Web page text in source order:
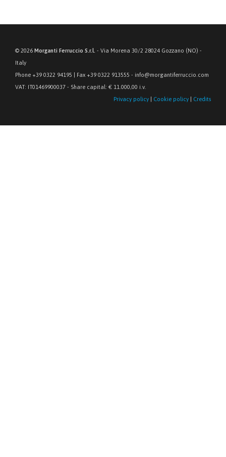
© 2026 Morganti Ferruccio S.r.l. - Via Morena 30/2 28024 Gozzano (NO) -
Italy
Phone +39 0322 94195 | Fax +39 0322 913555 - info@morgantiferruccio.com
VAT: IT01469900037 - Share capital: € 11.000,00 i.v.
Privacy policy
Cookie policy Credits